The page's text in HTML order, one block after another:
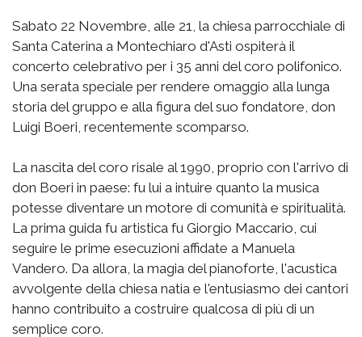
Sabato 22 Novembre, alle 21, la chiesa parrocchiale di
Santa Caterina a Montechiaro d'Asti ospiterà il
concerto celebrativo per i 35 anni del coro polifonico.
Una serata speciale per rendere omaggio alla lunga
storia del gruppo e alla figura del suo fondatore, don
Luigi Boeri, recentemente scomparso.
La nascita del coro risale al 1990, proprio con l'arrivo di
don Boeri in paese: fu lui a intuire quanto la musica
potesse diventare un motore di comunità e spiritualità.
La prima guida fu artistica fu Giorgio Maccario, cui
seguire le prime esecuzioni affidate a Manuela
Vandero. Da allora, la magia del pianoforte, l'acustica
avvolgente della chiesa natia e l'entusiasmo dei cantori
hanno contribuito a costruire qualcosa di più di un
semplice coro.